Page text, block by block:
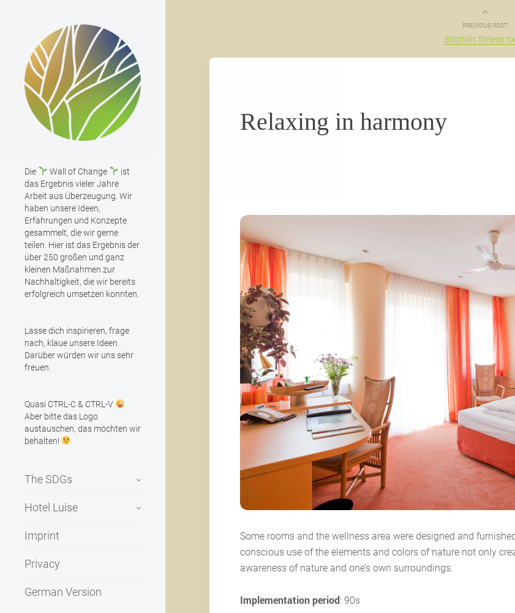
Die Wall of Change
ist
das Ergebnis vieler Jahre
Arbeit aus Überzeugung. Wir
haben unsere Ideen,
Erfahrungen und Konzepte
gesammelt, die wir gerne
teilen. Hier ist das Ergebnis der
über 250 großen und ganz
kleinen Maßnahmen zur
Nachhaltigkeit, die wir bereits
erfolgreich umsetzen konnten.
Lasse dich inspirieren, frage
nach, klaue unsere Ideen.
Darüber würden wir uns sehr
freuen.
Quasi CTRL-C & CTRL-V
Aber bitte das Logo
austauschen, das möchten wir
behalten!
The SDGs
Hotel Luise
Imprint
Privacy
German Version
PREVIOUS POST
Biophilic fitness
Relaxing in harmony
Some rooms and the wellness area were designed and
conscious use of the elements and colors of nature not only
awareness of nature and one’s own surroundings.
Implementation period: 90s